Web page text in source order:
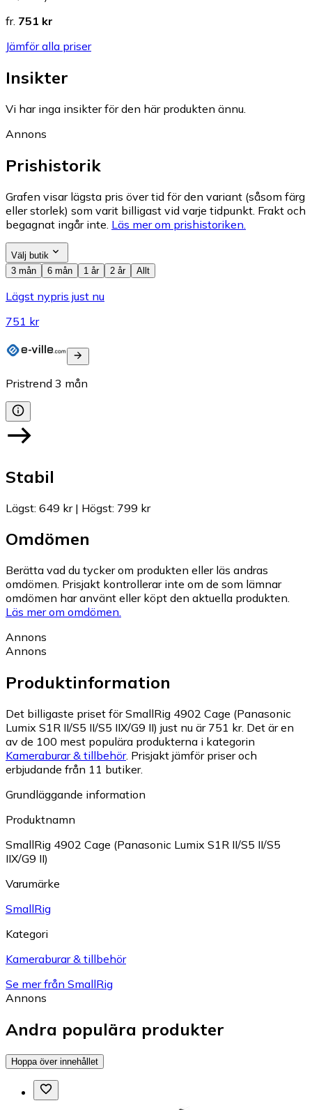
fr. 751 kr
Jämför alla priser
Insikter
Vi har inga insikter för den här produkten ännu.
Annons
Prishistorik
Grafen visar lägsta pris över tid för den variant (såsom färg
eller storlek) som varit billigast vid varje tidpunkt. Frakt och
begagnat ingår inte. Läs mer om prishistoriken.
Välj butik
3 mån
6 mån 1 år 2 år Allt
Lägst nypris just nu
751 kr
Pristrend 3 mån
Stabil
Lägst: 649 kr| Högst: 799 kr
Omdömen
Berätta vad du tycker om produkten eller läs andras
omdömen. Prisjakt kontrollerar inte om de som lämnar
omdömen har använt eller köpt den aktuella produkten.
Läs mer om omdömen.
Annons
Annons
Produktinformation
Det billigaste priset för SmallRig 4902 Cage (Panasonic
Lumix S1R II/S5 II/S5 IIX/G9 II) just nu är 751 kr. Det är en
av de 100 mest populära produkterna i kategorin
Kameraburar & tillbehör. Prisjakt jämför priser och
erbjudande från 11 butiker.
Grundläggande information
Produktnamn
SmallRig 4902 Cage (Panasonic Lumix S1R II/S5 II/S5
IIX/G9 II)
Varumärke
SmallRig
Kategori
Kameraburar & tillbehör
Se mer från SmallRig
Annons
Andra populära produkter
Hoppa över innehållet